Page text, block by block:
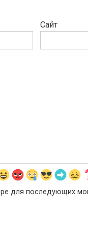
Сайт
для последующих